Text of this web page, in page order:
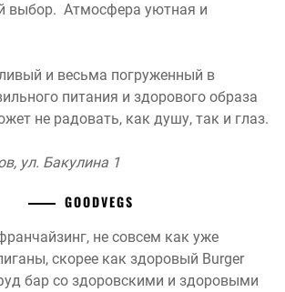
выбор. Атмосфера уютная и
и весьма погруженный в
питания и здорового образа
не радовать, как душу, так и глаз.
ул. Бакулина 1
GOODVEGS
не совсем как уже
скорее как здоровый Burger
бар со здоровскими и здоровыми